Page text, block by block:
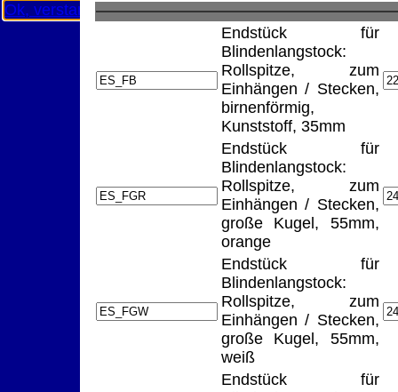
Endstück für
Blindenlangstock:
Rollspitze, zum
Einhängen / Stecken,
birnenförmig,
Kunststoff, 35mm
Endstück für
Blindenlangstock:
Rollspitze, zum
Einhängen / Stecken,
große Kugel, 55mm,
orange
Endstück für
Blindenlangstock:
Rollspitze, zum
Einhängen / Stecken,
große Kugel, 55mm,
weiß
Endstück für
Ok, verstanden Mehr Infos